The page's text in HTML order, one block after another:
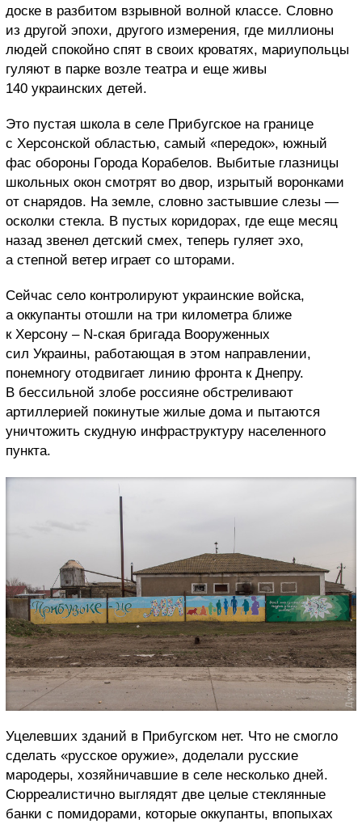
доске в разбитом взрывной волной классе. Словно
из другой эпохи, другого измерения, где миллионы
людей спокойно спят в своих кроватях, мариупольцы
гуляют в парке возле театра и еще живы
140 украинских детей.
Это пустая школа в селе Прибугское на границе
с Херсонской областью, самый «передок», южный
фас обороны Города Корабелов. Выбитые глазницы
школьных окон смотрят во двор, изрытый воронками
от снарядов. На земле, словно застывшие слезы —
осколки стекла. В пустых коридорах, где еще месяц
назад звенел детский смех, теперь гуляет эхо,
а степной ветер играет со шторами.
Сейчас село контролируют украинские войска,
а оккупанты отошли на три километра ближе
к Херсону – N-ская бригада Вооруженных
сил Украины, работающая в этом направлении,
понемногу отодвигает линию фронта к Днепру.
В бессильной злобе россияне обстреливают
артиллерией покинутые жилые дома и пытаются
уничтожить скудную инфраструктуру населенного
пункта.
Уцелевших зданий в Прибугском нет. Что не смогло
сделать «русское оружие», доделали русские
мародеры, хозяйничавшие в селе несколько дней.
Сюрреалистично выглядят две целые стеклянные
банки с помидорами, которые оккупанты, впопыхах